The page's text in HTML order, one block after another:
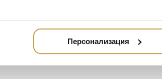
Персонализация
The Nancy
etched into
Nancy